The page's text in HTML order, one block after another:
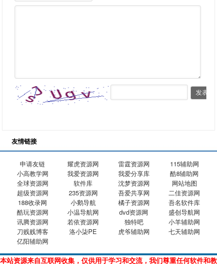
友情链接
申请友链 耀虎资源网 雷霆资源网
115辅助网
小高教学网
我爱资源网 我爱分享库
酷8辅助网
全球资源网
软件库 沈梦资源网
网站地图
超级资源网
235资源网 吾爱共享网
二佳资源网
188收录网
小鹅导航 橘子资源网
吾名软件库
酷玩资源网
小温导航网 dvd资源网
盛创导航网
讯腾资源网
若依资源网 独特吧
小羊辅助网
刀贱贱博客
洛小柒PE 虎爷辅助网
七天辅助网
亿阳辅助网
本站资源来自互联网收集，仅供用于学习和交流，我们尊重任何软件和教